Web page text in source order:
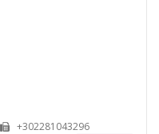
+302281043296